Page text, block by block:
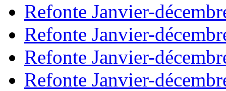
Refonte Janvier-
Refonte Janvier-
Refonte Janvier-
Refonte Janvier-